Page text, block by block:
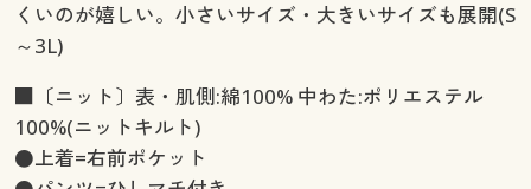
くいのが嬉しい。小さいサイズ・大きいサイズも展開(S
～3L)
■〔ニット〕表・肌側:綿100% 中わた:ポリエステル
100%(ニットキルト)
●上着=右前ポケット